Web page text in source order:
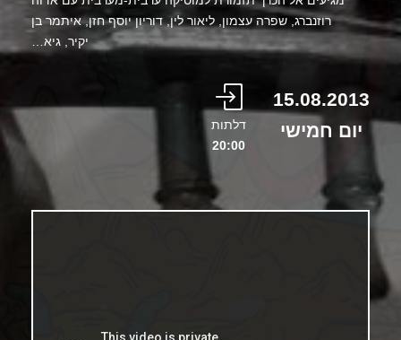
רוזנברג, שפרה עצמון, ליאור לין, דוריון יוסף חזן, איתמר בן
יקיר, גיא…
15.08.2013
יום חמישי
דלתות
20:00